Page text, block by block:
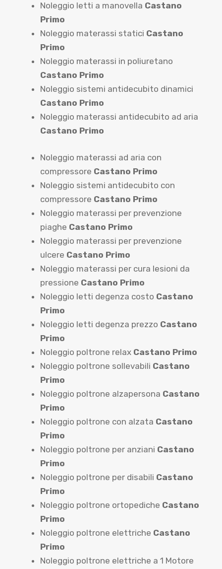
Noleggio letti a manovella Castano
Primo
Noleggio materassi statici Castano
Primo
Noleggio materassi in poliuretano
Castano Primo
Noleggio sistemi antidecubito dinamici
Castano Primo
Noleggio materassi antidecubito ad aria
Castano Primo
Noleggio materassi ad aria con
compressore Castano Primo
Noleggio sistemi antidecubito con
compressore Castano Primo
Noleggio materassi per prevenzione
piaghe Castano Primo
Noleggio materassi per prevenzione
ulcere Castano Primo
Noleggio materassi per cura lesioni da
pressione Castano Primo
Noleggio letti degenza costo Castano
Primo
Noleggio letti degenza prezzo Castano
Primo
Noleggio poltrone relax Castano Primo
Noleggio poltrone sollevabili Castano
Primo
Noleggio poltrone alzapersona Castano
Primo
Noleggio poltrone con alzata Castano
Primo
Noleggio poltrone per anziani Castano
Primo
Noleggio poltrone per disabili Castano
Primo
Noleggio poltrone ortopediche Castano
Primo
Noleggio poltrone elettriche Castano
Primo
Noleggio poltrone elettriche a 1 Motore